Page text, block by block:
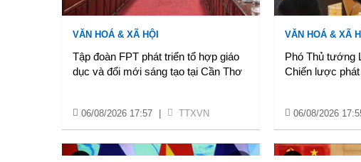
VĂN HOÁ & XÃ HỘI
Tập đoàn FPT phát triển tổ hợp giáo
dục và đổi mới sáng tạo tại Cần Thơ
06/08/2026 17:57 TTXVN
VĂN HOÁ & XÃ
Phó Thủ tướng
Chiến lược
06/08/2026